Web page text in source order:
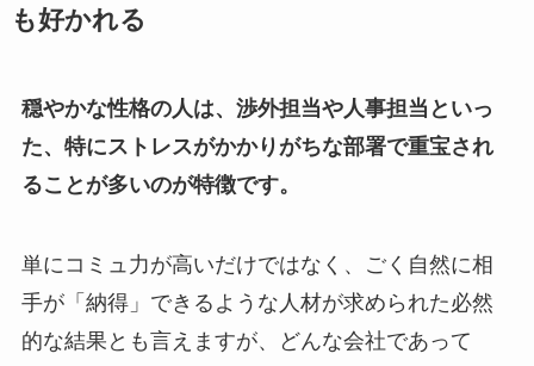
も好かれる
穏やかな性格の人は、渉外担当や人事担当といっ
た、特にストレスがかかりがちな部署で重宝され
ることが多いのが特徴です。
単にコミュ力が高いだけではなく、ごく自然に相
手が「納得」できるような人材が求められた必然
的な結果とも言えますが、どんな会社であって